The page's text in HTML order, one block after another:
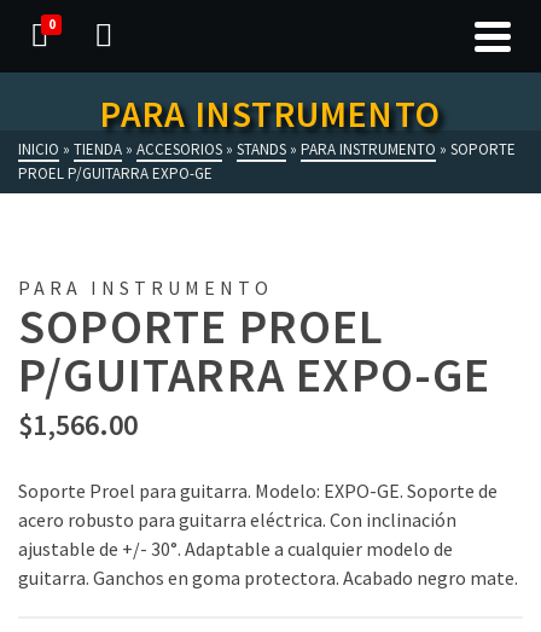
0
PARA INSTRUMENTO
INICIO » TIENDA » ACCESORIOS » STANDS » PARA INSTRUMENTO » SOPORTE
PROEL P/GUITARRA EXPO-GE
PARA INSTRUMENTO
SOPORTE PROEL
P/GUITARRA EXPO-GE
$1,566.00
Soporte Proel para guitarra. Modelo: EXPO-GE. Soporte de
acero robusto para guitarra eléctrica. Con inclinación
ajustable de +/- 30°. Adaptable a cualquier modelo de
guitarra. Ganchos en goma protectora. Acabado negro mate.